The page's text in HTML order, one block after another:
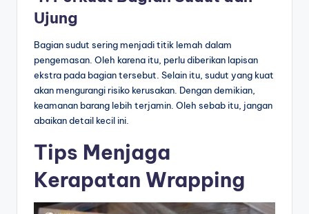
Ujung
Bagian sudut sering menjadi titik lemah dalam
pengemasan. Oleh karena itu, perlu diberikan lapisan
ekstra pada bagian tersebut. Selain itu, sudut yang kuat
akan mengurangi risiko kerusakan. Dengan demikian,
keamanan barang lebih terjamin. Oleh sebab itu, jangan
abaikan detail kecil ini.
Tips Menjaga
Kerapatan Wrapping